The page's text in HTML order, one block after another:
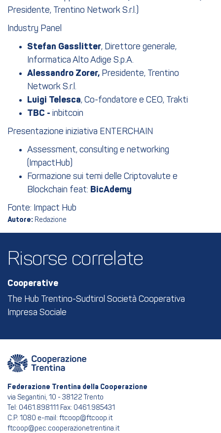
Presidente, Trentino Network S.r.l.)
Industry Panel
Stefan Gasslitter, Direttore generale,
Informatica Alto Adige S.p.A.
Alessandro Zorer, Presidente, Trentino
Network S.r.l.
Luigi Telesca, Co-fondatore e CEO, Trakti
TBC - inbitcoin
Presentazione iniziativa ENTERCHAIN
Assessment, consulting e networking
(ImpactHub)
Formazione sui temi delle Criptovalute e
Blockchain feat: BicAdemy
Fonte: Impact Hub
Autore: Redazione
Risorse correlate
Cooperative
The Hub Trentino-Sudtirol Società Cooperativa
Impresa Sociale
Federazione Trentina della Cooperazione
via Segantini, 10 - 38122 Trento
Tel: 0461.898111 Fax: 0461.985431
C.P. 1080 e-mail: ftcoop@ftcoop.it
ftcoop@pec.cooperazionetrentina.it